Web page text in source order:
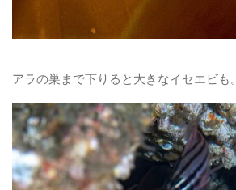
アラの巣まで下りると大きなイセエビも。